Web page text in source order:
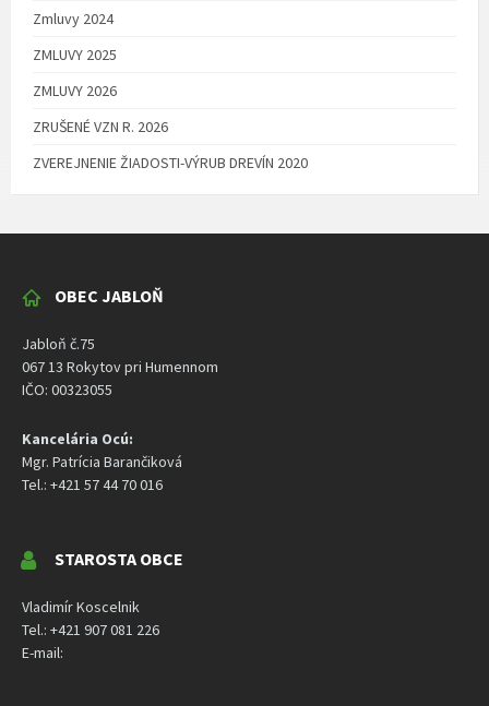
Zmluvy 2024
ZMLUVY 2025
ZMLUVY 2026
ZRUŠENÉ VZN R. 2026
ZVEREJNENIE ŽIADOSTI-VÝRUB DREVÍN 2020
OBEC JABLOŇ
Jabloň č.75
067 13 Rokytov pri Humennom
IČO: 00323055
Kancelária Ocú:
Mgr. Patrícia Barančiková
Tel.: +421 57 44 70 016
STAROSTA OBCE
Vladimír Koscelnik
Tel.: +421 907 081 226
E-mail: